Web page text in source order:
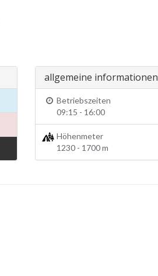
allgemeine informationen
Betriebszeiten
09:15 - 16:00
Höhenmeter
1230 - 1700 m